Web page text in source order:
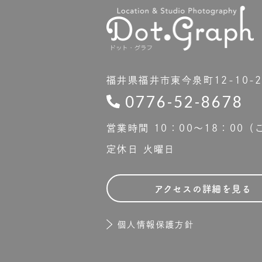
福井県福井市東今泉町12-10-2
0776-52-8678
営業時間 10：00〜18：00（ご
定休日 火曜日
アクセスの詳細を見る
個人情報保護方針